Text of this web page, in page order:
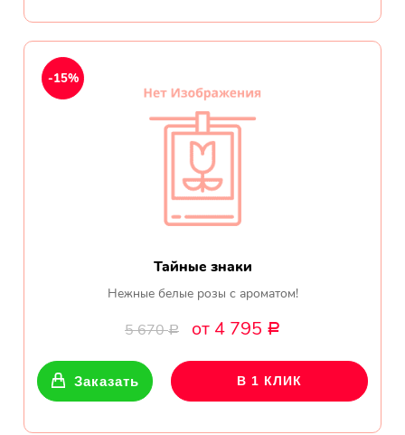
Тайные знаки
Нежные белые розы с ароматом!
5 670Р от 4 795 Р
-15%
Заказать В 1 КЛИК